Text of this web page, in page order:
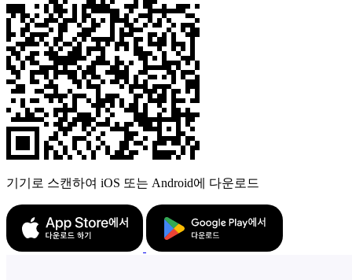
기기로 스캔하여 iOS 또는 Android에 다운로드